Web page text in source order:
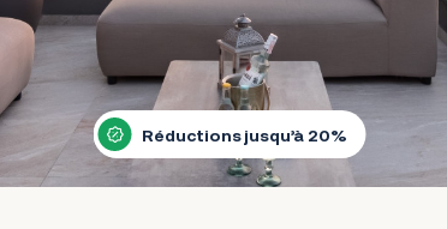
Réductions jusqu’à 20%